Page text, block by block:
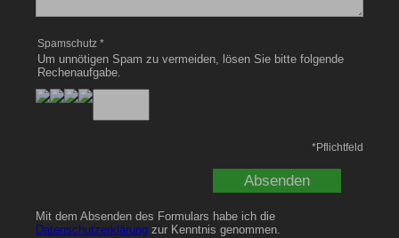
Spamschutz *
Um unnötigen Spam zu vermeiden, lösen Sie bitte folgende
Rechenaufgabe.
*Pflichtfeld
Mit dem Absenden des Formulars habe ich die
Datenschutzerklärung zur Kenntnis genommen.